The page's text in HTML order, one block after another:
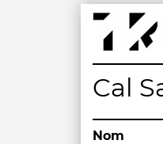
Skip
content
Traces
Un mapa
Cal
Nom